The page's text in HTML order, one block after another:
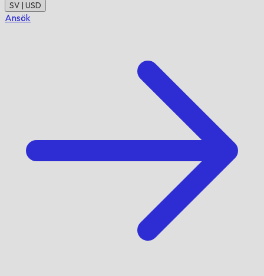
SV | USD
Ansök